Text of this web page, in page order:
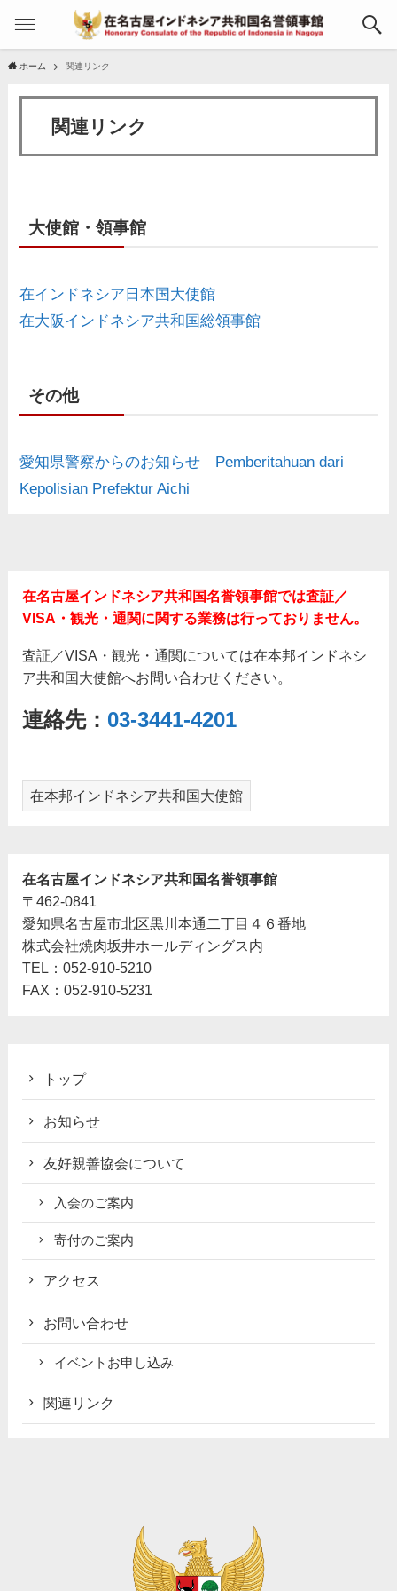
ホーム 関連リンク
関連リンク
大使館・領事館
在インドネシア日本国大使館
在大阪インドネシア共和国総領事館
その他
愛知県警察からのお知らせ Pemberitahuan dari
Kepolisian Prefektur Aichi
在名古屋インドネシア共和国名誉領事館では査証／
VISA・観光・通関に関する業務は行っておりません。
査証／VISA・観光・通関については在本邦インドネシ
ア共和国大使館へお問い合わせください。
連絡先： 03-3441-4201
在本邦インドネシア共和国大使館
在名古屋インドネシア共和国名誉領事館
〒462-0841
愛知県名古屋市北区黒川本通二丁目４６番地
株式会社焼肉坂井ホールディングス内
TEL：052‐910‐5210
FAX：052‐910‐5231
トップ
お知らせ
友好親善協会について
入会のご案内
寄付のご案内
アクセス
お問い合わせ
イベントお申し込み
関連リンク